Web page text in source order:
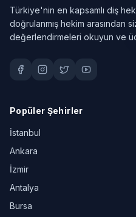
Türkiye'nin en kapsamlı diş
doğrulanmış hekim arasından
değerlendirmeleri okuyun ve
Popüler Şehirler
İstanbul
Ankara
İzmir
Antalya
Bursa